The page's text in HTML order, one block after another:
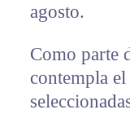
agosto.
Como parte
contempla